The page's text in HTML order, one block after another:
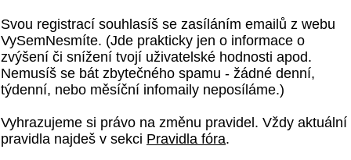
Svou registrací souhlasíš se zasíláním emailů z webu
VySemNesmíte. (Jde prakticky jen o informace o
zvýšení či snížení tvojí uživatelské hodnosti apod.
Nemusíš se bát zbytečného spamu - žádné denní,
týdenní, nebo měsíční infomaily neposíláme.)
Vyhrazujeme si právo na změnu pravidel. Vždy aktuální
pravidla najdeš v sekci Pravidla fóra.